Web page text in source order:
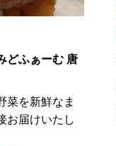
す。
ぷり受けなが
どふぁーむ 唐
菜を新鮮なま
お届けいたし